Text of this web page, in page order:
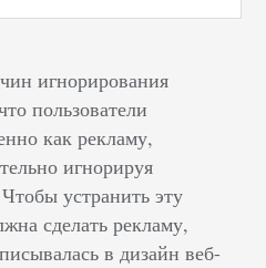
игнорирования
пользователи
как рекламу,
игнорируя
устранить эту
сделать рекламу,
в дизайн веб-